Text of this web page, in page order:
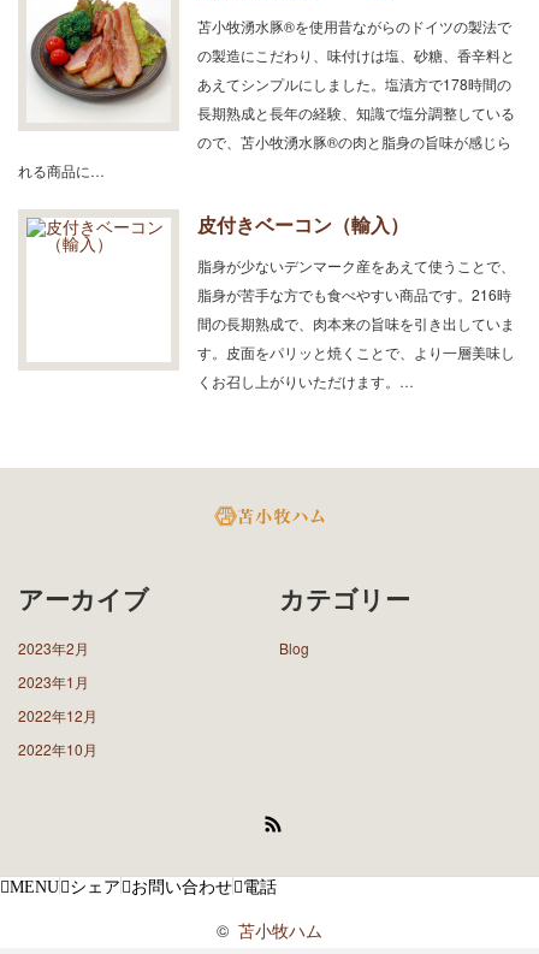
苫小牧湧水豚®を使用昔ながらのドイツの製法で
の製造にこだわり、味付けは塩、砂糖、香辛料と
あえてシンプルにしました。塩漬方で178時間の
長期熟成と長年の経験、知識で塩分調整している
ので、苫小牧湧水豚®の肉と脂身の旨味が感じら
れる商品に…
皮付きベーコン（輸入）
脂身が少ないデンマーク産をあえて使うことで、
脂身が苦手な方でも食べやすい商品です。216時
間の長期熟成で、肉本来の旨味を引き出していま
す。皮面をパリッと焼くことで、より一層美味し
くお召し上がりいただけます。…
アーカイブ
2023年2月
2023年1月
2022年12月
2022年10月
カテゴリー
Blog
MENU シェア お問い合わせ 電話
© 苫小牧ハム